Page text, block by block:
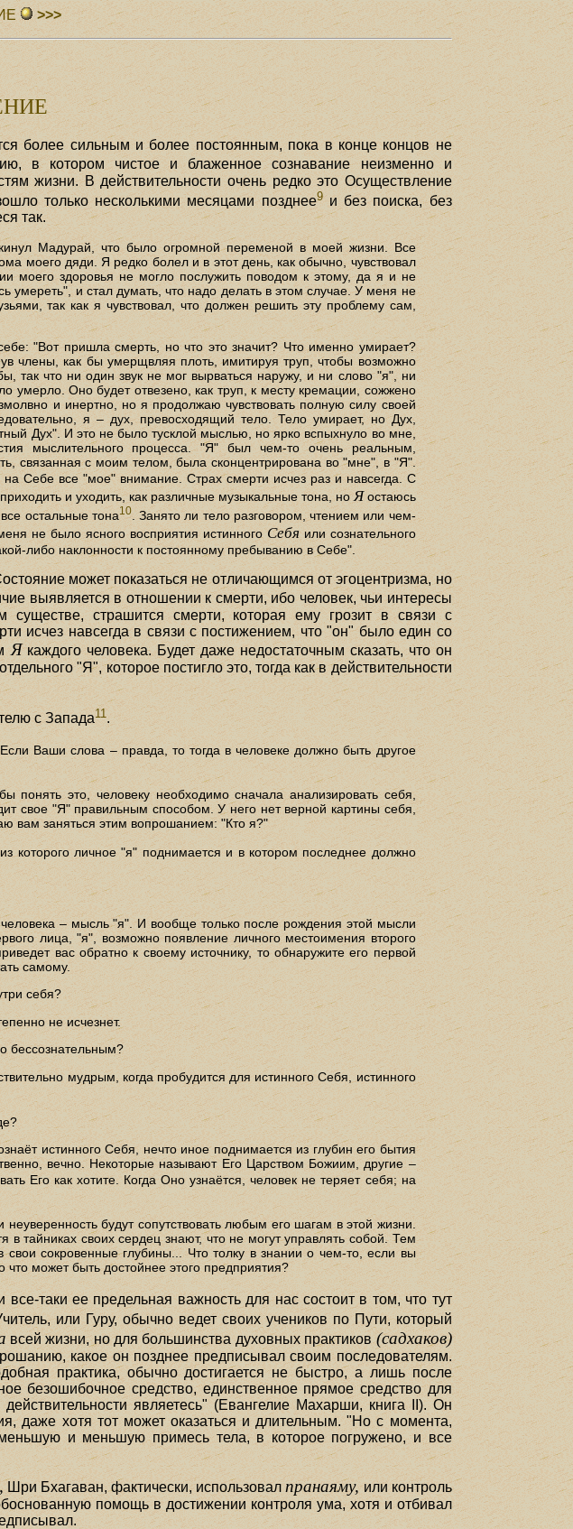
>>>
более сильным и более постоянным, пока в конце концов не
в котором чистое и блаженное сознавание неизменно и
жизни. В действительности очень редко это Осуществление
только несколькими месяцами позднее9и без поиска, без
так.
Мадурай, что было огромной переменой в моей жизни. Все
моего дяди. Я редко болел и в этот день, как обычно, чувствовал
моего здоровья не могло послужить поводом к этому, да я и не
умереть", и стал думать, что надо делать в этом случае. У меня не
так как я чувствовал, что должен решить эту проблему сам,
"Вот пришла смерть, но что это значит? Что именно умирает?
члены, как бы умерщвляя плоть, имитируя труп, чтобы возможно
так что ни один звук не мог вырваться наружу, и ни слово "я", ни
умерло. Оно будет отвезено, как труп, к месту кремации, сожжено
и инертно, но я продолжаю чувствовать полную силу своей
я – дух, превосходящий тело. Тело умирает, но Дух,
Дух". И это не было тусклой мыслью, но ярко вспыхнуло во мне,
мыслительного процесса. "Я" был чем-то очень реальным,
связанная с моим телом, была сконцентрирована во "мне", в "Я".
Себе все "мое" внимание. Страх смерти исчез раз и навсегда. С
и уходить, как различные музыкальные тона, ноЯостаюсь
остальные тона10. Занято ли тело разговором, чтением или чем-
не было ясного восприятия истинногоСебяили сознательного
либо наклонности к постоянному пребыванию в Себе".
может показаться не отличающимся от эгоцентризма, но
выявляется в отношении к смерти, ибо человек, чьи интересы
существе, страшится смерти, которая ему грозит в связи с
исчез навсегда в связи с постижением, что "он" было един со
Якаждого человека. Будет даже недостаточным сказать, что он
"Я", которое постигло это, тогда как в действительности
с Запада11.
Ваши слова – правда, то тогда в человеке должно быть другое
это, человеку необходимо сначала анализировать себя,
свое "Я" правильным способом. У него нет верной картины себя,
вам заняться этим вопрошанием: "Кто я?"
которого личное "я" поднимается и в котором последнее должно
– мысль "я". И вообще только после рождения этой мысли
лица, "я", возможно появление личного местоимения второго
вас обратно к своему источнику, то обнаружите его первой
самому.
себя?
не исчезнет.
бессознательным?
мудрым, когда пробудится для истинного Себя, истинного
истинного Себя, нечто иное поднимается из глубин его бытия
вечно. Некоторые называют Его Царством Божиим, другие –
Его как хотите. Когда Оно узнаётся, человек не теряет себя; на
будут сопутствовать любым его шагам в этой жизни.
тайниках своих сердец знают, что не могут управлять собой. Тем
сокровенные глубины... Что толку в знании о чем-то, если вы
может быть достойнее этого предприятия?
таки ее предельная важность для нас состоит в том, что тут
или Гуру, обычно ведет своих учеников по Пути, который
всей жизни, но для большинства духовных практиков(садхаков)
какое он позднее предписывал своим последователям.
практика, обычно достигается не быстро, а лишь после
безошибочное средство, единственное прямое средство для
являетесь" (Евангелие Махарши, книга II). Он
даже хотя тот может оказаться и длительным. "Но с момента,
меньшую и меньшую примесь тела, в которое погружено, и все
Шри Бхагаван, фактически, использовал пранаяму,или контроль
помощь в достижении контроля ума, хотя и отбивал